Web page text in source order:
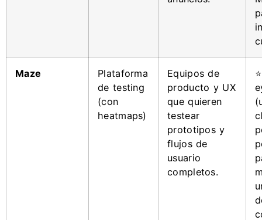
Maze
Plataforma
de testing
(con
heatmaps)
Equipos de
producto y UX
que quieren
testear
prototipos y
flujos de
usuario
completos.